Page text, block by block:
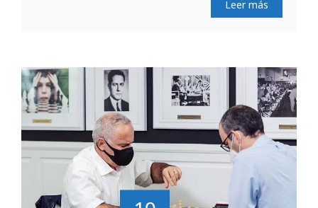
Leer más